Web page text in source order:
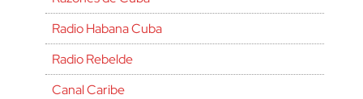
Radio Habana Cuba
Radio Rebelde
Canal Caribe